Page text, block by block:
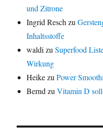
und Zitrone
Ingrid Resch zu
Inhaltsstoffe
waldi zuSuperfood
Wirkung
HeikezuPower
Bernd zuVitamin D